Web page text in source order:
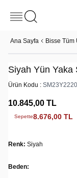
Ana Sayfa Bisse Tüm
Siyah Yün Yaka
Ürün Kodu :
10.845,00 TL
Sepette8.676,00 TL
Renk: Siyah
Beden: